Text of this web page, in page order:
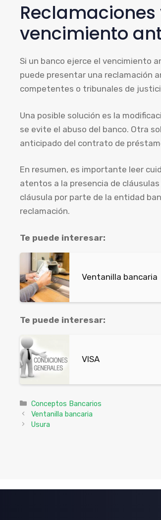
vencimiento
Si un banco ejerce el vencimiento
puede presentar una reclamación
competentes o tribunales de
Una posible solución es la
se evite el abuso del banco. Otra
anticipado del contrato de
En resumen, es importante leer
atentos a la presencia de
cláusula por parte de la entidad
reclamación.
Te puede interesar:
Ventanilla bancaria
Te puede interesar:
VISA
Categorías
Conceptos Bancarios
Ventanilla bancaria
Usura